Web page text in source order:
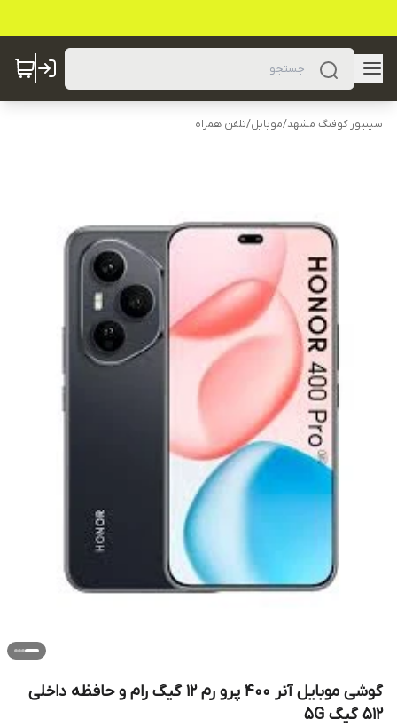
سینیور کوفنگ مشهد/موبایل/تلفن همراه
گوشی موبایل آنر 400 پرو رم 12 گیگ رام و حافظه داخلی
512 گیگ 5G